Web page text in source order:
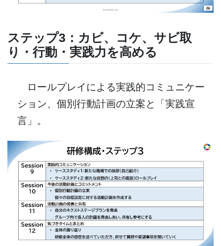
ステップ3： カビ、コケ、サビ取
り・ 行動・実践力を高める
ロールプレイによる実践的コミュニケー
ション、個別行動計画の立案と「実践宣
言」。